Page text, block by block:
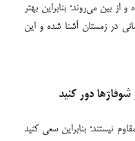
از بین می‌روند؛ بنابراین بهتر
در زمستان آشنا شده و این
شوفاژها دور کنید
نیستند؛ بنابراین سعی کنید